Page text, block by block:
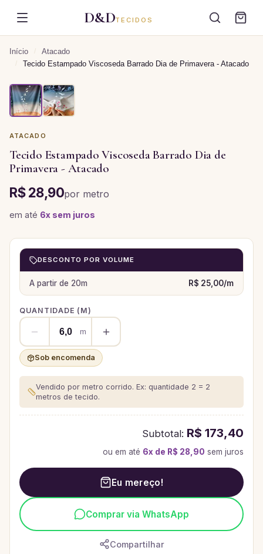
D&DTECIDOS
Início / Atacado
/ Tecido Estampado Viscoseda Barrado Dia de Primavera - Atacado
ATACADO
Tecido Estampado Viscoseda Barrado Dia de
Primavera - Atacado
R$ 28,90por metro
em até 6x sem juros
DESCONTO POR VOLUME
A partir de 20m R$ 25,00/m
QUANTIDADE ( M)
m
Sob encomenda
Vendido por metro corrido. Ex: quantidade 2 = 2
metros de tecido.
Subtotal: R$ 173,40
ou em até 6x de R$ 28,90 sem juros
Eu mereço!
Comprar via WhatsApp
Compartilhar